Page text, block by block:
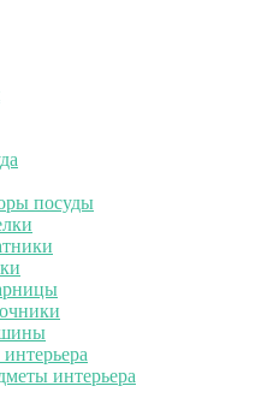
посуды
интерьера